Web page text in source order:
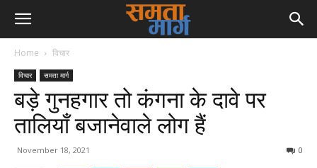
Home विचार
विचार समता मार्ग
बड़े गुनहगार तो कंगना के दावे पर
तालियाँ बजानेवाले लोग हैं
November 18, 2021 0